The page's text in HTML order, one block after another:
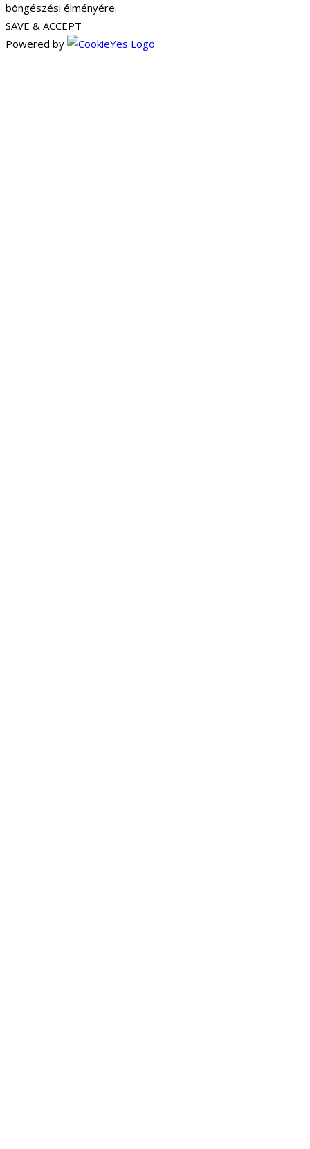
böngészési élményére.
SAVE & ACCEPT
Powered by